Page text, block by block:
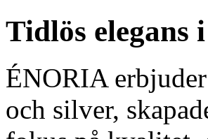
Tidlös elegans
ÉNORIA
och silver,